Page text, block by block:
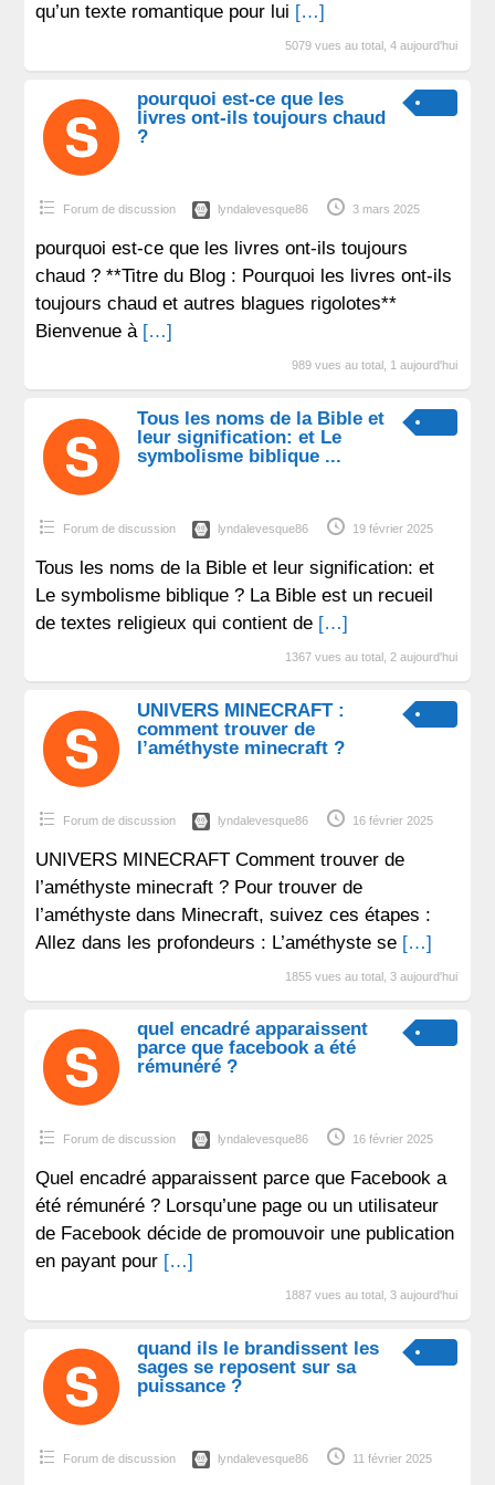
qu’un texte romantique pour lui […]
5079 vues au total, 4 aujourd'hui
pourquoi est-ce que les
livres ont-ils toujours chaud
?
Forum de discussion lyndalevesque86 3 mars 2025
pourquoi est-ce que les livres ont-ils toujours
chaud ? **Titre du Blog : Pourquoi les livres ont-ils
toujours chaud et autres blagues rigolotes**
Bienvenue à […]
989 vues au total, 1 aujourd'hui
Tous les noms de la Bible et
leur signification: et Le
symbolisme biblique ...
Forum de discussion lyndalevesque86 19 février 2025
Tous les noms de la Bible et leur signification: et
Le symbolisme biblique ? La Bible est un recueil
de textes religieux qui contient de […]
1367 vues au total, 2 aujourd'hui
UNIVERS MINECRAFT :
comment trouver de
l’améthyste minecraft ?
Forum de discussion lyndalevesque86 16 février 2025
UNIVERS MINECRAFT Comment trouver de
l’améthyste minecraft ? Pour trouver de
l’améthyste dans Minecraft, suivez ces étapes :
Allez dans les profondeurs : L’améthyste se […]
1855 vues au total, 3 aujourd'hui
quel encadré apparaissent
parce que facebook a été
rémunéré ?
Forum de discussion lyndalevesque86 16 février 2025
Quel encadré apparaissent parce que Facebook a
été rémunéré ? Lorsqu’une page ou un utilisateur
de Facebook décide de promouvoir une publication
en payant pour […]
1887 vues au total, 3 aujourd'hui
quand ils le brandissent les
sages se reposent sur sa
puissance ?
Forum de discussion lyndalevesque86 11 février 2025